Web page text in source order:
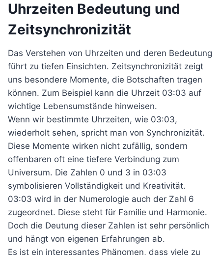
Uhrzeiten Bedeutung und
Zeitsynchronizität
Das Verstehen von Uhrzeiten und deren Bedeutung
führt zu tiefen Einsichten. Zeitsynchronizität zeigt
uns besondere Momente, die Botschaften tragen
können. Zum Beispiel kann die Uhrzeit 03:03 auf
wichtige Lebensumstände hinweisen.
Wenn wir bestimmte Uhrzeiten, wie 03:03,
wiederholt sehen, spricht man von Synchronizität.
Diese Momente wirken nicht zufällig, sondern
offenbaren oft eine tiefere Verbindung zum
Universum. Die Zahlen 0 und 3 in 03:03
symbolisieren Vollständigkeit und Kreativität.
03:03 wird in der Numerologie auch der Zahl 6
zugeordnet. Diese steht für Familie und Harmonie.
Doch die Deutung dieser Zahlen ist sehr persönlich
und hängt von eigenen Erfahrungen ab.
Es ist ein interessantes Phänomen, dass viele zu